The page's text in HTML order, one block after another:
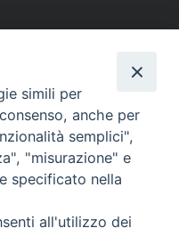
simili per
anche per
semplici",
"misurazione" e
specificato nella
all'utilizzo dei